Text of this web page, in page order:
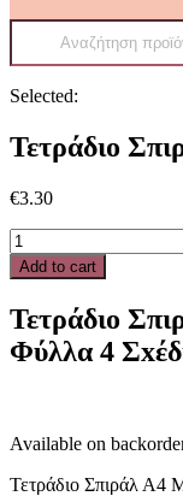
Products
Selected:
Τετράδιο
€3.30
Τετράδιο
Σπιράλ
Α4
CPU
1
Θέμα
4
Σxέδια
quantity
Add to cart
Τετράδιο
Φύλλα 4
Available on
Τετράδιο Σπιράλ Α4